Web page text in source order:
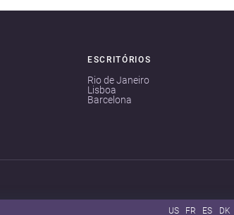
ESCRITÓRIOS
Rio de Janeiro
Lisboa
Barcelona
US FR ES DK